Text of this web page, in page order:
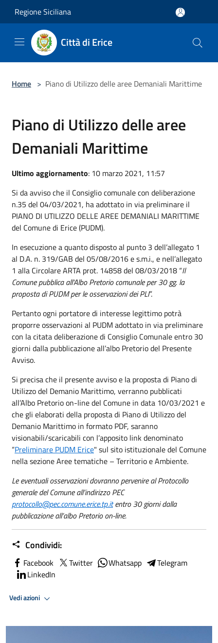
Regione Siciliana
Città di Erice
Home > Piano di Utilizzo delle aree Demaniali Marittime
Piano di Utilizzo delle aree
Demaniali Marittime
Ultimo aggiornamento: 10 marzo 2021, 11:57
Si da avviso che il Consiglio comunale con deliberazione
n.35 del 04/03/2021, ha adottato in via preliminare il
PIANO DI UTILIZZO DELLE AREE DEMANIALI MARITTIME
del Comune di Erice (PUDM).
In esecuzione a quanto disposto al punto 3 dell’allegato 1
al D.A. n. 319/GAB del 05/08/2016 e s.m.i., e nell’allegato
1 alla Circolare ARTA prot. 14858 del 08/03/2018 “Il
Comune pubblica all'Albo Pretorio comunale per 30 gg. la
proposta di PUDM per le osservazioni dei PLI”.
Pertanto ogni portatore di interesse legittimo potrà
proporre osservazioni al PUDM adottato in via preliminare
con la citata deliberazione di Consiglio Comunale entro 30
giorni dalla pubblicazione all’albo Pretorio del Presente
Avviso.
Si precisa che il presente avviso e la proposta di Piano di
Utilizzo del Demanio Marittimo, verranno pubblicati
all’Albo Pretorio on-line del Comune in data 10/03/2021 e
che gli elaborati della proposta di Piano di Utilizzo del
Demanio Marittimo in formato PDF, saranno
visionabili/scaricabili con l’apposito link denominato
“Preliminare PUDM Erice" sul sito istituzionale del Comune
nella sezione Aree tematiche – Territorio e Ambiente.
Le eventuali osservazioni dovranno pervenire al Protocollo
generale del Comune all’indirizzo PEC
protocollo@pec.comune.erice.tp.itentro 30 giorni dalla
pubblicazione all’albo Pretorio on-line.
Condividi:
Facebook Twitter Whatsapp
Telegram
LinkedIn
Vedi azioni